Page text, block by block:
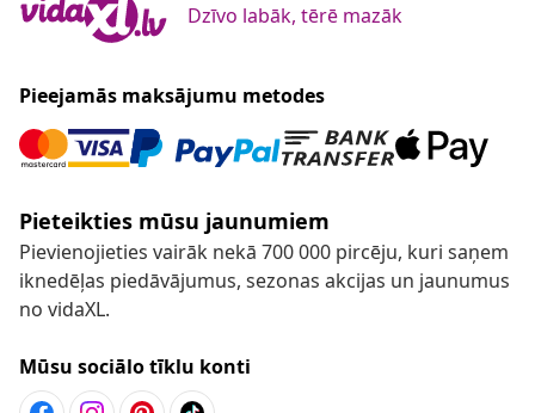
Dzīvo labāk, tērē mazāk
Pieejamās maksājumu metodes
Pieteikties mūsu jaunumiem
Pievienojieties vairāk nekā 700 000 pircēju, kuri saņem
iknedēļas piedāvājumus, sezonas akcijas un jaunumus
no vidaXL.
Mūsu sociālo tīklu konti